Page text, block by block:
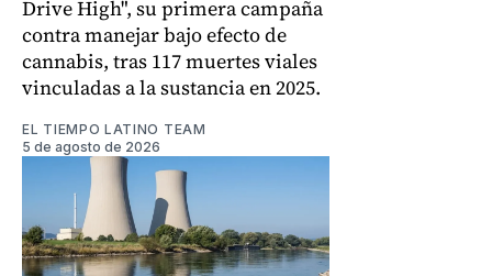
Drive High", su primera campaña
contra manejar bajo efecto de
cannabis, tras 117 muertes viales
vinculadas a la sustancia en 2025.
EL TIEMPO LATINO TEAM
5 de agosto de 2026